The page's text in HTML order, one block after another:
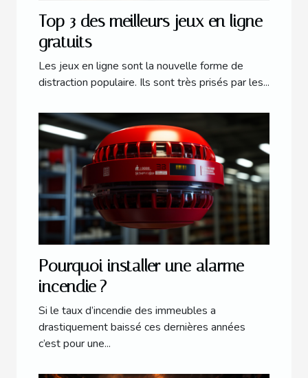
Top 3 des meilleurs jeux en ligne
gratuits
Les jeux en ligne sont la nouvelle forme de
distraction populaire. Ils sont très prisés par les...
Pourquoi installer une alarme
incendie ?
Si le taux d’incendie des immeubles a
drastiquement baissé ces dernières années
c’est pour une...